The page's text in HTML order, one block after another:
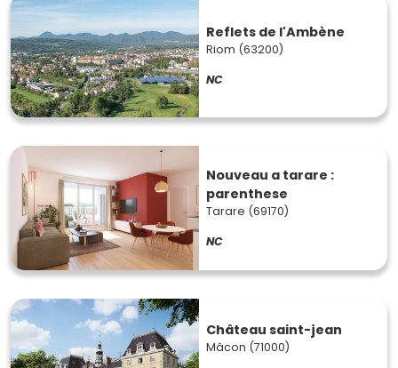
Reflets de l'Ambène
Riom (63200)
NC
Nouveau a tarare :
parenthese
Tarare (69170)
NC
Château saint-jean
Mâcon (71000)